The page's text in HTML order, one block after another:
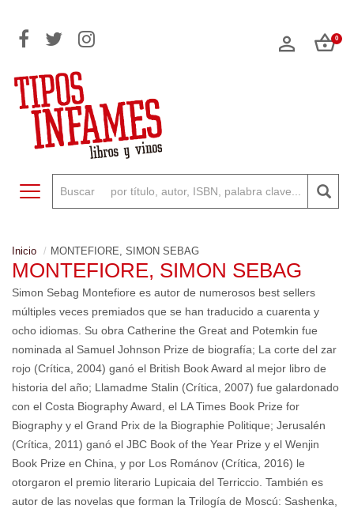
0
Toggle navigation
Inicio MONTEFIORE, SIMON SEBAG
MONTEFIORE, SIMON SEBAG
Simon Sebag Montefiore es autor de numerosos best sellers
múltiples veces premiados que se han traducido a cuarenta y
ocho idiomas. Su obra Catherine the Great and Potemkin fue
nominada al Samuel Johnson Prize de biografía; La corte del zar
rojo (Crítica, 2004) ganó el British Book Award al mejor libro de
historia del año; Llamadme Stalin (Crítica, 2007) fue galardonado
con el Costa Biography Award, el LA Times Book Prize for
Biography y el Grand Prix de la Biographie Politique; Jerusalén
(Crítica, 2011) ganó el JBC Book of the Year Prize y el Wenjin
Book Prize en China, y por Los Románov (Crítica, 2016) le
otorgaron el premio literario Lupicaia del Terriccio. También es
autor de las novelas que forman la Trilogía de Moscú: Sashenka,